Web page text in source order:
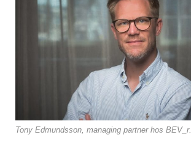
Tony Edmundsson, managing partner hos BEV_r.